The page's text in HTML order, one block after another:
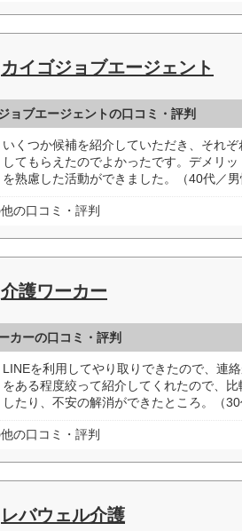
カイゴジョブエージェント
ョブエージェントの口コミ・評判
いくつか候補を紹介していただき、それ
してもらえたのでよかったです。デメリ
を熟慮した活動ができました。（40代／男
の口コミ・評判
介護ワーカー
カーの口コミ・評判
LINEを利用してやり取りできたので、連
をある程度絞って紹介してくれたので、
したり、不安の解消ができたところ。（30
の口コミ・評判
レバウェル介護